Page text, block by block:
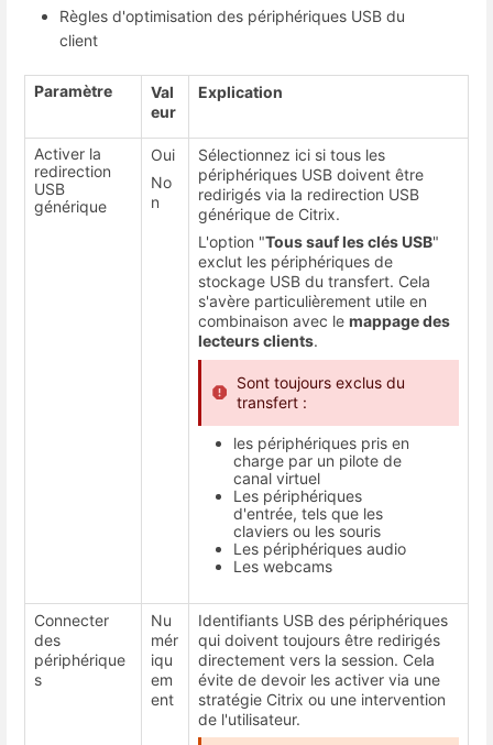
Règles d'optimisation des périphériques USB du
client
Paramètre
Val
eur
Explication
Activer la
redirection
USB
générique
Oui
No
n
Sélectionnez ici si tous les
périphériques USB doivent être
redirigés via la redirection USB
générique de Citrix.
L'option "Tous sauf les clés USB"
exclut les périphériques de
stockage USB du transfert. Cela
s'avère particulièrement utile en
combinaison avec le mappage des
lecteurs clients.
Sont toujours exclus du
transfert :
les périphériques pris en
charge par un pilote de
canal virtuel
Les périphériques
d'entrée, tels que les
claviers ou les souris
Les périphériques audio
Les webcams
Connecter
des
périphérique
s
Nu
mér
iqu
em
ent
Identifiants USB des périphériques
qui doivent toujours être redirigés
directement vers la session. Cela
évite de devoir les activer via une
stratégie Citrix ou une intervention
de l'utilisateur.